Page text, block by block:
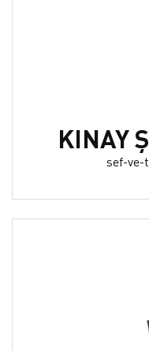
KINAY
sef-